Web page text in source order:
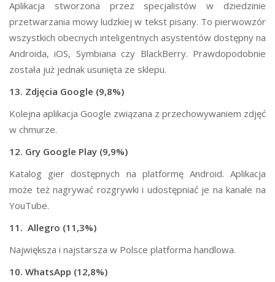
Aplikacja stworzona przez specjalistów w dziedzinie
przetwarzania mowy ludzkiej w tekst pisany. To pierwowzór
wszystkich obecnych inteligentnych asystentów dostępny na
Androida, iOS, Symbiana czy BlackBerry. Prawdopodobnie
została już jednak usunięta ze sklepu.
13. Zdjęcia Google (9,8%)
Kolejna aplikacja Google związana z przechowywaniem zdjęć
w chmurze.
12. Gry Google Play (9,9%)
Katalog gier dostępnych na platformę Android. Aplikacja
może też nagrywać rozgrywki i udostępniać je na kanale na
YouTube.
11. Allegro (11,3%)
Największa i najstarsza w Polsce platforma handlowa.
10. WhatsApp (12,8%)